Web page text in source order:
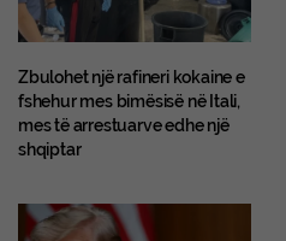
Zbulohet një rafineri kokaine e
fshehur mes bimësisë në Itali,
mes të arrestuarve edhe një
shqiptar